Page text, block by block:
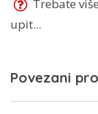
Trebate
upit...
Povezani